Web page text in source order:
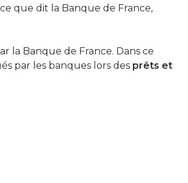
que dit la Banque de France,
la Banque de France. Dans ce
par les banques lors des prêts et